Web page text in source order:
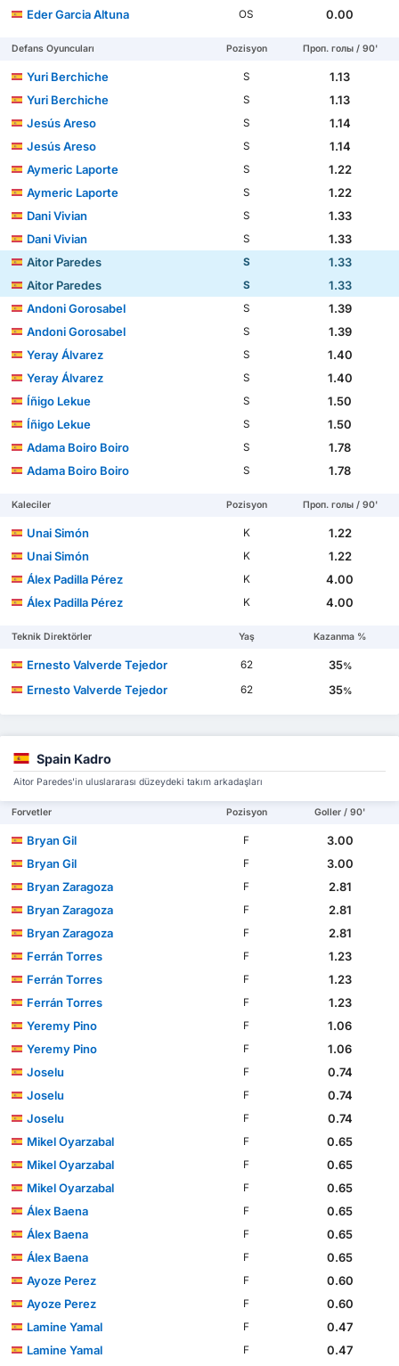
Eder Garcia Altuna
OS 0.00
Defans Oyuncuları Pozisyon Проп. голы / 90'
Yuri Berchiche S
1.13
Yuri Berchiche
S
1.13
Jesús Areso
S
1.14
Jesús Areso
S
1.14
Aymeric Laporte
S
1.22
Aymeric Laporte
S
1.22
Dani Vivian
S
1.33
Dani Vivian
S
1.33
Aitor Paredes
S
1.33
Aitor Paredes
S
1.33
Andoni Gorosabel
S
1.39
Andoni Gorosabel
S
1.39
Yeray Álvarez
S
1.40
Yeray Álvarez
S
1.40
Íñigo Lekue
S
1.50
Íñigo Lekue
S
1.50
Adama Boiro Boiro
S
1.78
Adama Boiro Boiro
S 1.78
Kaleciler Pozisyon Проп. голы / 90'
Unai Simón K
1.22
Unai Simón
K
1.22
Álex Padilla Pérez
K
4.00
Álex Padilla Pérez
K 4.00
Teknik Direktörler Yaş Kazanma %
Ernesto Valverde Tejedor 62 35%
Ernesto Valverde Tejedor 62 35%
Spain Kadro
Aitor Paredes'in uluslararası düzeydeki takım arkadaşları
Forvetler Pozisyon Goller / 90'
Bryan Gil F
3.00
Bryan Gil
F
3.00
Bryan Zaragoza
F
2.81
Bryan Zaragoza
F
2.81
Bryan Zaragoza
F
2.81
Ferrán Torres
F
1.23
Ferrán Torres
F
1.23
Ferrán Torres
F
1.23
Yeremy Pino
F
1.06
Yeremy Pino
F
1.06
Joselu
F
0.74
Joselu
F
0.74
Joselu
F
0.74
Mikel Oyarzabal
F
0.65
Mikel Oyarzabal
F
0.65
Mikel Oyarzabal
F
0.65
Álex Baena
F
0.65
Álex Baena
F
0.65
Álex Baena
F
0.65
Ayoze Perez
F
0.60
Ayoze Perez
F
0.60
Lamine Yamal
F
0.47
Lamine Yamal
F
0.47